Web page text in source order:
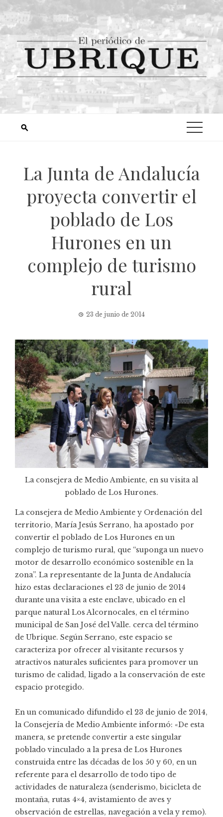
La Junta de Andalucía
proyecta convertir el
poblado de Los
Hurones en un
complejo de turismo
rural
23 de junio de 2014
La consejera de Medio Ambiente, en su visita al
poblado de Los Hurones.
La consejera de Medio Ambiente y Ordenación del
territorio, María Jesús Serrano, ha apostado por
convertir el poblado de Los Hurones en un
complejo de turismo rural, que “suponga un nuevo
motor de desarrollo económico sostenible en la
zona”. La representante de la Junta de Andalucía
hizo estas declaraciones el 23 de junio de 2014
durante una visita a este enclave, ubicado en el
parque natural Los Alcornocales, en el término
municipal de San José del Valle. cerca del término
de Ubrique. Según Serrano, este espacio se
caracteriza por ofrecer al visitante recursos y
atractivos naturales suficientes para promover un
turismo de calidad, ligado a la conservación de este
espacio protegido.
En un comunicado difundido el 23 de junio de 2014,
la Consejería de Medio Ambiente informó: «De esta
manera, se pretende convertir a este singular
poblado vinculado a la presa de Los Hurones
construida entre las décadas de los 50 y 60, en un
referente para el desarrollo de todo tipo de
actividades de naturaleza (senderismo, bicicleta de
montaña, rutas 4×4, avistamiento de aves y
observación de estrellas, navegación a vela y remo).